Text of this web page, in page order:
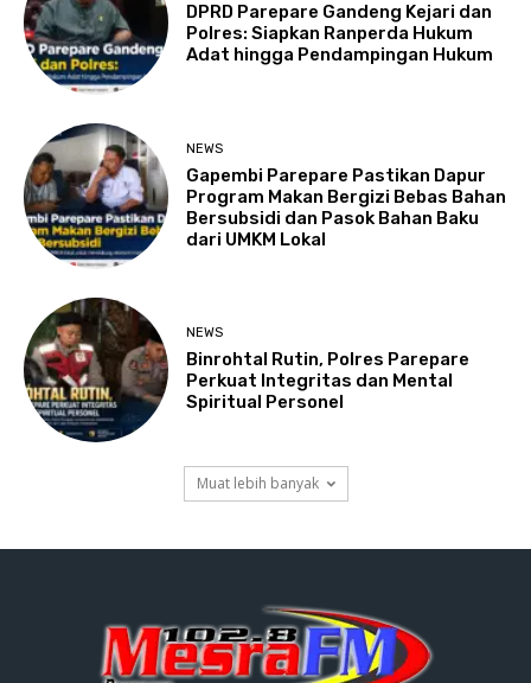
DPRD Parepare Gandeng Kejari dan
Polres: Siapkan Ranperda Hukum
Adat hingga Pendampingan Hukum
NEWS
Gapembi Parepare Pastikan Dapur
Program Makan Bergizi Bebas Bahan
Bersubsidi dan Pasok Bahan Baku
dari UMKM Lokal
NEWS
Binrohtal Rutin, Polres Parepare
Perkuat Integritas dan Mental
Spiritual Personel
Muat lebih banyak